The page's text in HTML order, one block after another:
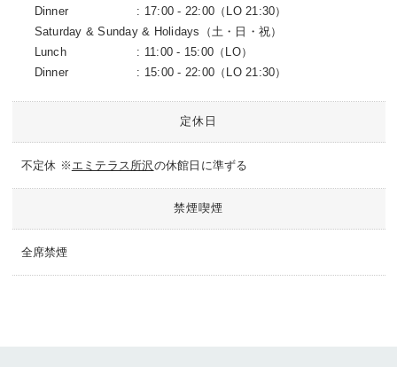
Dinner
: 17:00 - 22:00（LO 21:30）
Saturday & Sunday & Holidays（土・日・祝）
Lunch
: 11:00 - 15:00（LO）
Dinner
: 15:00 - 22:00（LO 21:30）
定休日
不定休 ※ エミテラス所沢 の休館日に準ずる
禁煙喫煙
全席禁煙